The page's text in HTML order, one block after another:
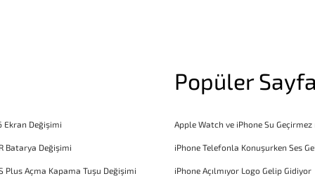
Ekran Değişimi
Batarya Değişimi
Plus Açma Kapama Tuşu Değişimi
Popüler
Apple Watch ve iPhone Su Geçirmez
iPhone Telefonla Konuşurken Ses
iPhone Açılmıyor Logo Gelip Gidiyor